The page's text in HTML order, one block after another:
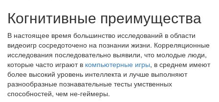
Когнитивные преимущества
В настоящее время большинство исследований в области
видеоигр сосредоточено на познании жизни. Корреляционные
исследования последовательно выявили, что молодые люди,
которые часто играют в компьютерные игры, в среднем имеют
более высокий уровень интеллекта и лучше выполняют
разнообразные познавательные тесты умственных
способностей, чем не-геймеры.